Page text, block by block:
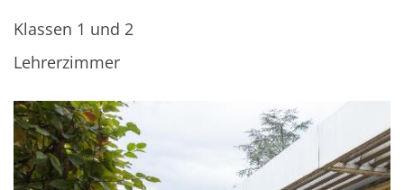
Klassen 1 und 2
Lehrerzimmer